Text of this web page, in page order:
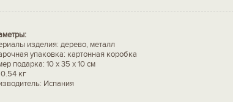
изделия: дерево, металл
упаковка: картонная коробка
подарка: 10 х 35 х 10 см
кг
Испания